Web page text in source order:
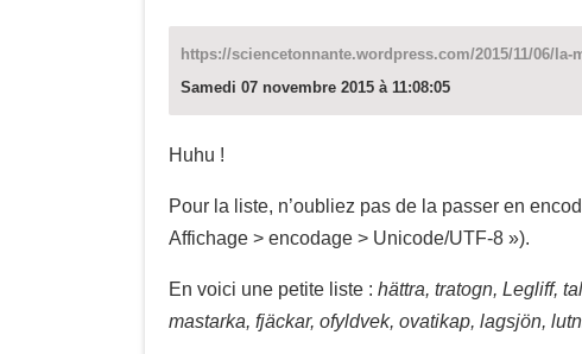
https://sciencetonnante.wordpress.com/2015/11/06/
Samedi 07 novembre 2015 à 11:08:05
Huhu !
Pour la liste, n’oubliez pas de la passer en
Affichage > encodage > Unicode/UTF-8 »).
En voici une petite liste : hättra, tratogn, Legliff,
mastarka, fjäckar, ofyldvek, ovatikap, lagsjön,